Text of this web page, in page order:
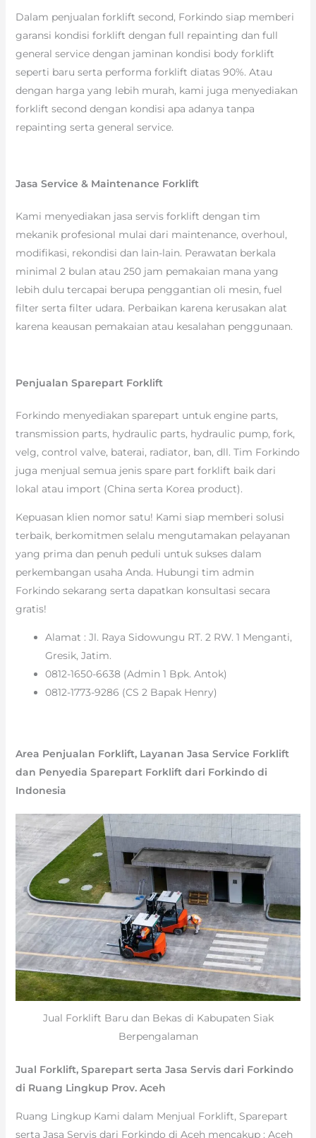
Dalam penjualan forklift second, Forkindo siap memberi
garansi kondisi forklift dengan full repainting dan full
general service dengan jaminan kondisi body forklift
seperti baru serta performa forklift diatas 90%. Atau
dengan harga yang lebih murah, kami juga menyediakan
forklift second dengan kondisi apa adanya tanpa
repainting serta general service.
Jasa Service & Maintenance Forklift
Kami menyediakan jasa servis forklift dengan tim
mekanik profesional mulai dari maintenance, overhoul,
modifikasi, rekondisi dan lain-lain. Perawatan berkala
minimal 2 bulan atau 250 jam pemakaian mana yang
lebih dulu tercapai berupa penggantian oli mesin, fuel
filter serta filter udara. Perbaikan karena kerusakan alat
karena keausan pemakaian atau kesalahan penggunaan.
Penjualan Sparepart Forklift
Forkindo menyediakan sparepart untuk engine parts,
transmission parts, hydraulic parts, hydraulic pump, fork,
velg, control valve, baterai, radiator, ban, dll. Tim Forkindo
juga menjual semua jenis spare part forklift baik dari
lokal atau import (China serta Korea product).
Kepuasan klien nomor satu! Kami siap memberi solusi
terbaik, berkomitmen selalu mengutamakan pelayanan
yang prima dan penuh peduli untuk sukses dalam
perkembangan usaha Anda. Hubungi tim admin
Forkindo sekarang serta dapatkan konsultasi secara
gratis!
Alamat : Jl. Raya Sidowungu RT. 2 RW. 1 Menganti,
Gresik, Jatim.
0812-1650-6638 (Admin 1 Bpk. Antok)
0812-1773-9286 (CS 2 Bapak Henry)
Area Penjualan Forklift, Layanan Jasa Service Forklift
dan Penyedia Sparepart Forklift dari Forkindo di
Indonesia
Jual Forklift Baru dan Bekas di Kabupaten Siak
Berpengalaman
Jual Forklift, Sparepart serta Jasa Servis dari Forkindo
di Ruang Lingkup Prov. Aceh
Ruang Lingkup Kami dalam Menjual Forklift, Sparepart
serta Jasa Servis dari Forkindo di Aceh mencakup : Aceh